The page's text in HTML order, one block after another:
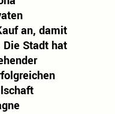
an, damit
Stadt hat